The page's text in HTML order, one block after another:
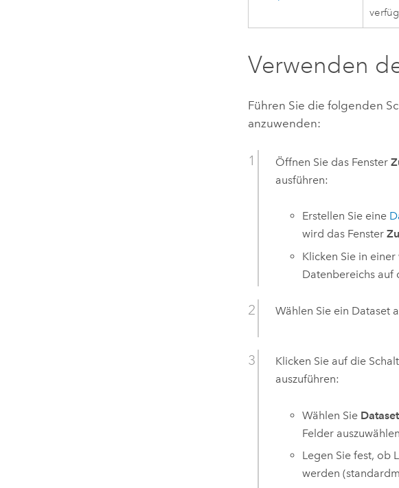
Verwenden
Führen Sie die folgenden
anzuwenden:
Öffnen Sie das Fenster
ausführen:
Erstellen Sie eine
wird das Fenster
Klicken Sie in
Datenbereichs auf
Wählen Sie ein Dataset
Klicken Sie auf die
auszuführen:
Wählen Sie
Felder
Legen Sie fest, ob
werden